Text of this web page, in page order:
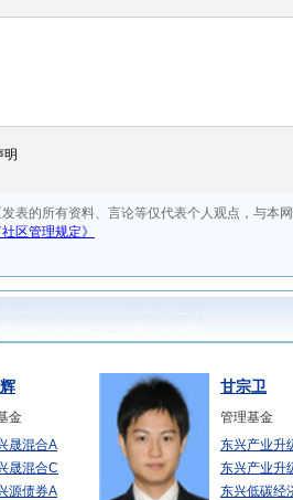
金
晟混合A
晟混合C
源债券A
甘宗卫
管理基金
东兴产业升
东兴产业升
东兴低碳经